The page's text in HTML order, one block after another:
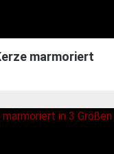
marmoriert